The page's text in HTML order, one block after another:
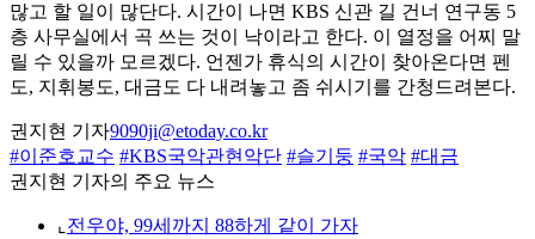
많고 할 일이 많단다. 시간이 나면 KBS 신관 길 건너 연구동 5
층 사무실에서 곡 쓰는 것이 낙이라고 한다. 이 열정을 어찌 말
릴 수 있을까 모르겠다. 언젠가 휴식의 시간이 찾아온다면 펜
도, 지휘봉도, 대금도 다 내려놓고 좀 쉬시기를 간청드려본다.
권지현 기자9090ji@etoday.co.kr
#이준호교수 #KBS국악관현악단 #슬기둥 #국악 #대금
권지현 기자의 주요 뉴스
⌞ 전우야, 99세까지 88하게 같이 가자